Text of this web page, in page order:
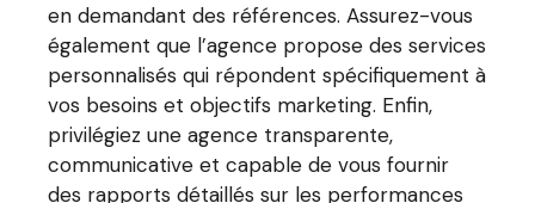
en demandant des références. Assurez-vous
également que l’agence propose des services
personnalisés qui répondent spécifiquement à
vos besoins et objectifs marketing. Enfin,
privilégiez une agence transparente,
communicative et capable de vous fournir
des rapports détaillés sur les performances